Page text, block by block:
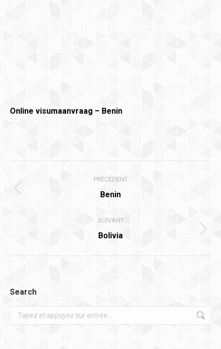
Online visumaanvraag – Benin
article
PRÉCÉDENT
Article
:
Benin
SUIVANT
Article
Bolivia
Search
Recherche
: